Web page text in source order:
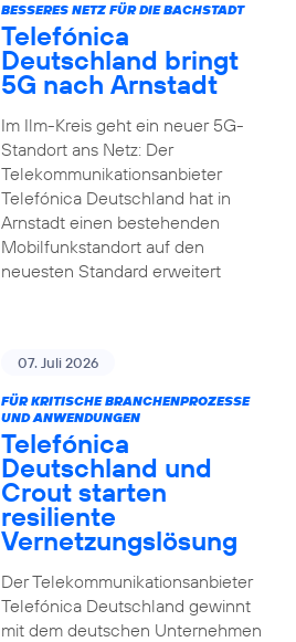
BESSERES NETZ FÜR DIE BACHSTADT
Telefónica
Deutschland bringt
5G nach Arnstadt
Im Ilm-Kreis geht ein neuer 5G-
Standort ans Netz: Der
Telekommunikationsanbieter
Telefónica Deutschland hat in
Arnstadt einen bestehenden
Mobilfunkstandort auf den
neuesten Standard erweitert
07. Juli 2026
FÜR KRITISCHE BRANCHENPROZESSE
UND ANWENDUNGEN
Telefónica
Deutschland und
Crout starten
resiliente
Vernetzungslösung
Der Telekommunikationsanbieter
Telefónica Deutschland gewinnt
mit dem deutschen Unternehmen